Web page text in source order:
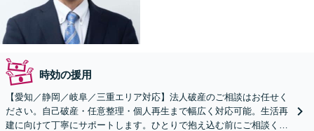
時効の援用
【愛知／静岡／岐阜／三重エリア対応】法人破産のご相談はお任せく
ださい。自己破産・任意整理・個人再生まで幅広く対応可能。生活再
建に向けて丁寧にサポートします。ひとりで抱え込む前にご相談くだ